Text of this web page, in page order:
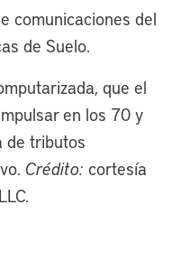
comunicaciones del
de Suelo.
que el
en los 70 y
de tributos
Crédito: cortesía